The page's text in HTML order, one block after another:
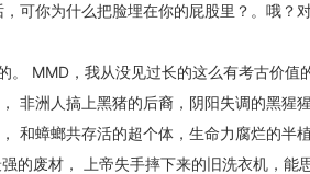
可你为什么把脸埋在你的屁股里？。哦？
。 MMD，我从没见过长的这么有考古价值
非洲人搞上黑猪的后裔，阴阳失调的黑猩猩
和蟑螂共存活的超个体，生命力腐烂的半植
的废材， 上帝失手摔下来的旧洗衣机，能